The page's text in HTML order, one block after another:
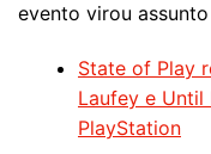
evento virou
State of Play
Laufey e Until
PlayStation